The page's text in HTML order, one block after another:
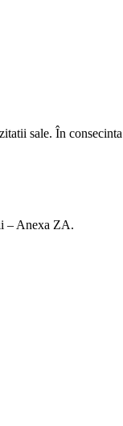
sale. În
– Anexa ZA.